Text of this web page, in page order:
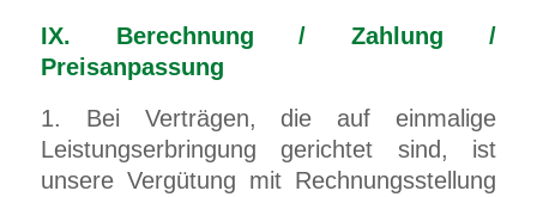
IX. Berechnung / Zahlung /
Preisanpassung
1. Bei Verträgen, die auf einmalige
Leistungserbringung gerichtet sind, ist
unsere Vergütung mit Rechnungsstellung